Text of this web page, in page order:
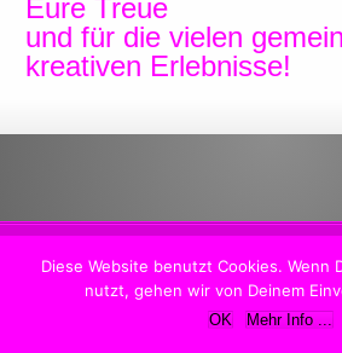
Eure Treue
und für die vielen
kreativen Erlebnisse!
SITE
Diese Website benutzt Cookies. Wenn
nutzt, gehen wir von Deinem
OK Mehr Info ...